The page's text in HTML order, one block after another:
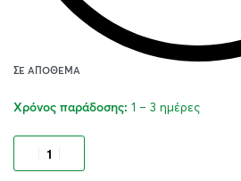
ΣΕ ΑΠΌΘΕΜΑ
Χρόνος παράδοσης: 1 – 3 ημέρες